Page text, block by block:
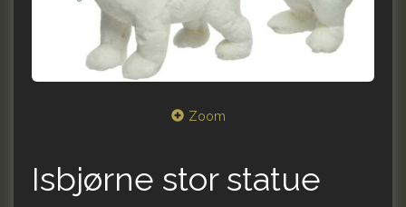
Zoom
Isbjørne stor statue